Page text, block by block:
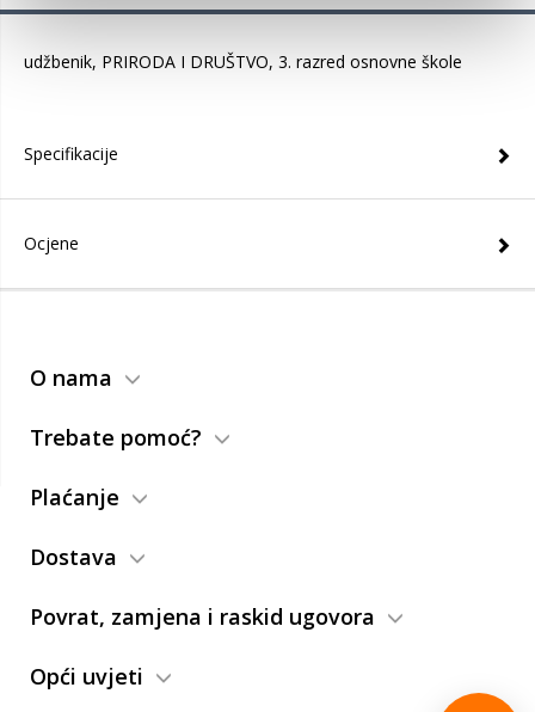
udžbenik, PRIRODA I DRUŠTVO, 3. razred osnovne škole
Specifikacije
Ocjene
O nama
Trebate pomoć?
Plaćanje
Dostava
Povrat, zamjena i raskid ugovora
Opći uvjeti